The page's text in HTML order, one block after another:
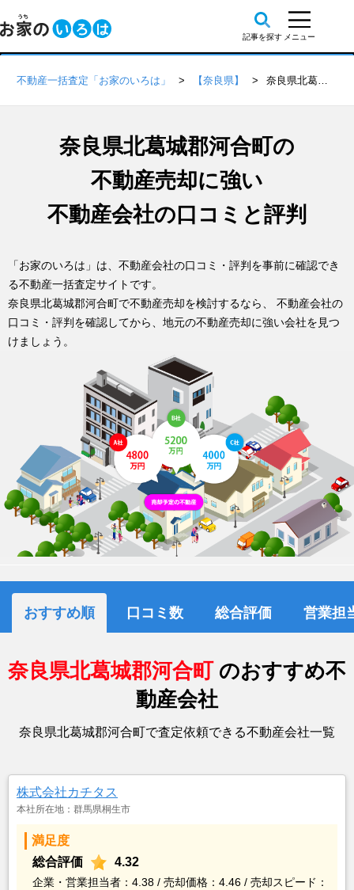
不動産一括査定「お家のいろは」 【奈良県】 奈良県北葛城郡河合町の不動産会社 口コミ・評判一覧
奈良県北葛城郡河合町の
不動産売却に強い
不動産会社の口コミと評判
「お家のいろは」は、不動産会社の口コミ・評判を事前に確認でき
る不動産一括査定サイトです。
奈良県北葛城郡河合町で不動産売却を検討するなら、 不動産会社の
口コミ・評判を確認してから、地元の不動産売却に強い会社を見つ
けましょう。
おすすめ順 口コミ数 総合評価 営業担
奈良県北葛城郡河合町 のおすすめ不
動産会社
奈良県北葛城郡河合町で査定依頼できる不動産会社一覧
株式会社カチタス
本社所在地：群馬県桐生市
満足度
総合評価
4.32
企業・営業担当者：4.38 / 売却価格：4.46 / 売却スピード：